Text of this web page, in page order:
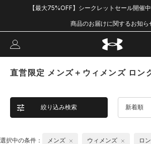
【最大75%OFF】シークレットセール開催
商品のお届けに関するお知ら
直営限定 メンズ＋ウィメンズ ロン
絞り込み検索 新着順
選択中の条件： メンズ ウィメンズ ロ